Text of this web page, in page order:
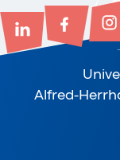
Alfred-